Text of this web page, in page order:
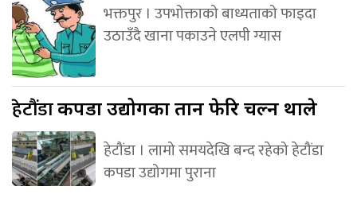
भक्तपुर । उपभोक्ताको बाध्यताको फाइदा
उठाउँदै खाना पकाउने एलपी ग्यास
हेटौंडाकपडा उद्योगका तान फेरि चल्न थाले
हेटौंडा । लामो समयदेखि बन्द रहेको हेटौंडा
कपडा उद्योगमा पुराना